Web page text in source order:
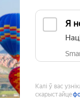
Я
Калі ў вас
скарыстайце